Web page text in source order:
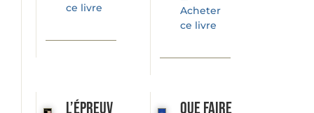
ce livre
Acheter
ce livre
L’Épreuv
Que faire